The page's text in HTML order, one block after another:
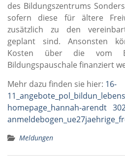
des Bildungszentrums
sofern diese für ältere
zusätzlich zu den
geplant sind. Ansonsten
Kosten über die vom
Bildungspauschale finanziert
Mehr dazu finden sie hier: 16-
homepage_hannah-arendt
Meldungen